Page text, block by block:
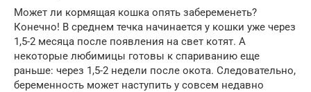
Может ли кормящая кошка опять забеременеть?
Конечно! В среднем течка начинается у кошки уже через
1,5-2 месяца после появления на свет котят. А
некоторые любимицы готовы к спариванию еще
раньше: через 1,5-2 недели после окота. Следовательно,
беременность может наступить у совсем недавно